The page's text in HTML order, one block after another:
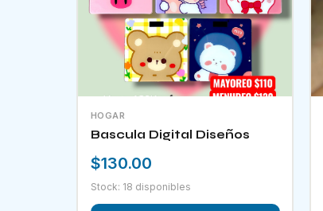
HOGAR
Bascula Digital Diseños
$130.00
Stock: 18 disponibles